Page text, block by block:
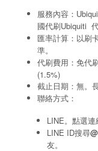
最新公告
聯絡方式
服務內容：
國代刷Ubiquiti
匯率計算：以刷
準。
代刷費用：免代
(1.5%)
截止日期：無。
聯絡方式：
LINE。點選連
LINE ID搜尋
友。